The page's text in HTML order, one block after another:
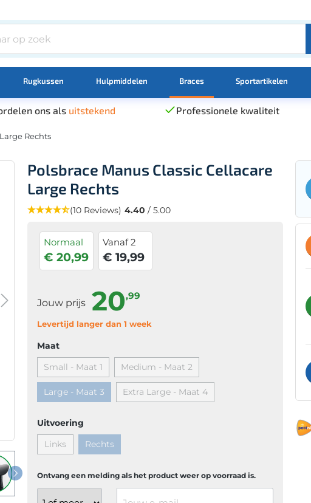
Rugkussen Hulpmiddelen Braces Sportartikelen
ons als uitstekend Professionele kwaliteit
Rechts
Polsbrace Manus Classic Cellacare
Large Rechts
(10 Reviews) 4.40 / 5.00
Normaal
€ 20,99
Vanaf 2
€ 19,99
Jouw prijs 20,99
Levertijd langer dan 1 week
Maat
Small - Maat 1
Medium - Maat 2
Large - Maat 3 Extra Large - Maat 4
Uitvoering
Links
Rechts
Ontvang een melding als het product weer op voorraad is.